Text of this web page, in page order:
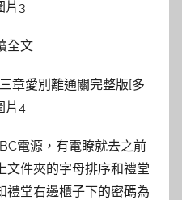
全文
電源，有電瞭就去之前
文件夾的字母排序和禮堂
禮堂右邊櫃子下的密碼為